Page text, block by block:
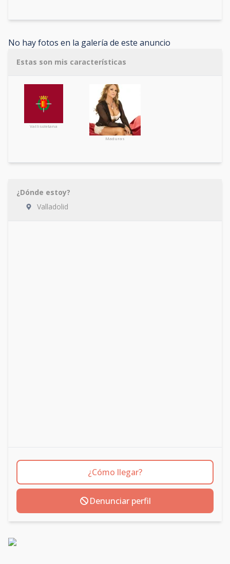
No hay fotos en la galería de este anuncio
Estas son mis características
Vallisoletana
Maduras
¿Dónde estoy?
Valladolid
¿Cómo llegar?
Denunciar perfil